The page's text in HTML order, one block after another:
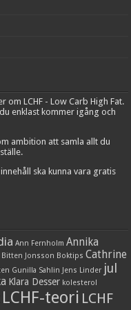
om LCHF - Low Carb High Fat.
enklast kommer igång och
ambition att samla allt du
ska kunna vara gratis
Ann Fernholm Annika
Bitten Jonsson Boktips Cathrine
Gunilla Sahlin Jens Linder jul
Klara Desser kolesterol
LCHF-teori LCHF